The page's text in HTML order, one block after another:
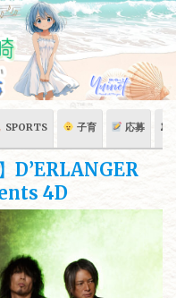
SPORTS 子育 応募 🏛
D’ERLANGER
4D